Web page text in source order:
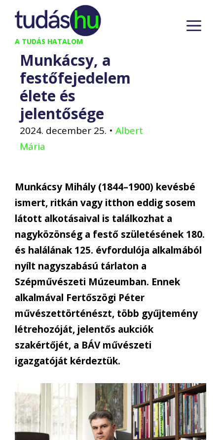
Kilépés
tartalomba
A TUDÁS HATALOM
Munkácsy, a
festőfejedelem
élete és
jelentősége
2024. december 25. • Albert
Mária
Munkácsy Mihály (1844–1900) kevésbé
ismert, ritkán vagy itthon eddig sosem
látott alkotásaival is találkozhat a
nagyközönség a festő születésének 180.
és halálának 125. évfordulója alkalmából
nyílt nagyszabású tárlaton a
Szépművészeti Múzeumban. Ennek
alkalmával Fertőszögi Péter
művészettörténészt, több gyűjtemény
létrehozóját, jelentős aukciók
szakértőjét, a BÁV művészeti
igazgatóját kérdeztük.